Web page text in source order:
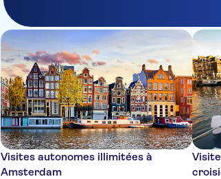
Visites autonomes illimitées à
Amsterdam